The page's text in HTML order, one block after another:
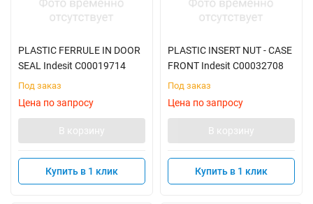
PLASTIC FERRULE IN DOOR
SEAL Indesit C00019714
Под заказ
Цена по запросу
В корзину
Купить в 1 клик
PLASTIC INSERT NUT - CASE
FRONT Indesit C00032708
Под заказ
Цена по запросу
В корзину
Купить в 1 клик